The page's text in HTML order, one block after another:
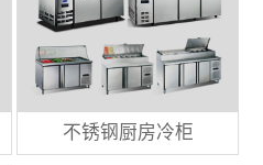
不锈钢厨房冷柜